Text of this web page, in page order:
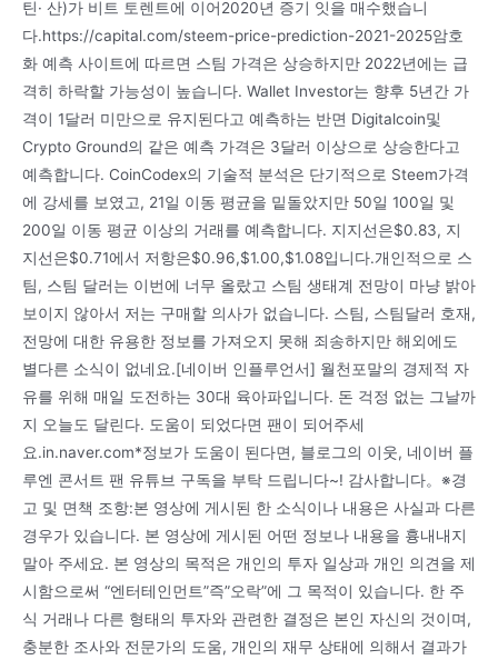
틴· 산)가 비트 토렌트에 이어2020년 증기 잇을 매수했습니
다.https://capital.com/steem-price-prediction-2021-2025암호
화 예측 사이트에 따르면 스팀 가격은 상승하지만 2022년에는 급
격히 하락할 가능성이 높습니다. Wallet Investor는 향후 5년간 가
격이 1달러 미만으로 유지된다고 예측하는 반면 Digitalcoin및
Crypto Ground의 같은 예측 가격은 3달러 이상으로 상승한다고
예측합니다. CoinCodex의 기술적 분석은 단기적으로 Steem가격
에 강세를 보였고, 21일 이동 평균을 밑돌았지만 50일 100일 및
200일 이동 평균 이상의 거래를 예측합니다. 지지선은$0.83, 지
지선은$0.71에서 저항은$0.96,$1.00,$1.08입니다.개인적으로 스
팀, 스팀 달러는 이번에 너무 올랐고 스팀 생태계 전망이 마냥 밝아
보이지 않아서 저는 구매할 의사가 없습니다. 스팀, 스팀달러 호재,
전망에 대한 유용한 정보를 가져오지 못해 죄송하지만 해외에도
별다른 소식이 없네요.[네이버 인플루언서] 월천포말의 경제적 자
유를 위해 매일 도전하는 30대 육아파입니다. 돈 걱정 없는 그날까
지 오늘도 달린다. 도움이 되었다면 팬이 되어주세
요.in.naver.com*정보가 도움이 된다면, 블로그의 이웃, 네이버 플
루엔 콘서트 팬 유튜브 구독을 부탁 드립니다~! 감사합니다。※경
고 및 면책 조항:본 영상에 게시된 한 소식이나 내용은 사실과 다른
경우가 있습니다. 본 영상에 게시된 어떤 정보나 내용을 흉내내지
말아 주세요. 본 영상의 목적은 개인의 투자 일상과 개인 의견을 제
시함으로써 “엔터테인먼트”즉”오락”에 그 목적이 있습니다. 한 주
식 거래나 다른 형태의 투자와 관련한 결정은 본인 자신의 것이며,
충분한 조사와 전문가의 도움, 개인의 재무 상태에 의해서 결과가